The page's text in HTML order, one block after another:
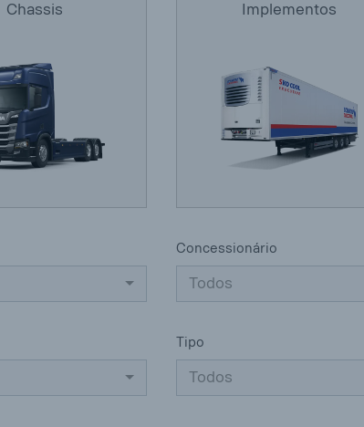
Chassis Implementos
Concessionário
Todos
Tipo
Todos